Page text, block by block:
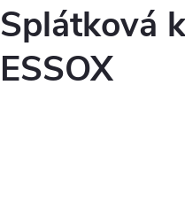
Splátková
ESSOX